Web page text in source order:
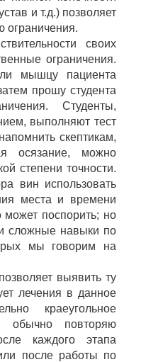
и т.д.) позволяет
ограничения.
своих
ограничения.
мышцу пациента
прошу студента
Студенты,
выполняют тест
скептикам,
осязание, можно
степени точности.
вин использовать
места и времени
может поспорить; но
сложные навыки по
мы говорим на
выявить ту
лечения в данное
краеугольное
обычно повторяю
каждого этапа
после работы по